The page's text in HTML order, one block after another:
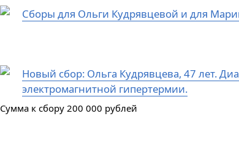
Сборы для Ольги Кудрявцевой и для
Новый сбор: Ольга Кудрявцева, 47 лет.
электромагнитной гипертермии.
Сумма к сбору 200 000 рублей